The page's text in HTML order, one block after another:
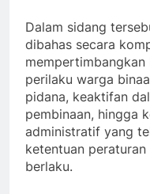
Dalam sidang
dibahas secara
perilaku warga
pidana, keaktifan
pembinaan, hingga
administratif yang
ketentuan
berlaku.